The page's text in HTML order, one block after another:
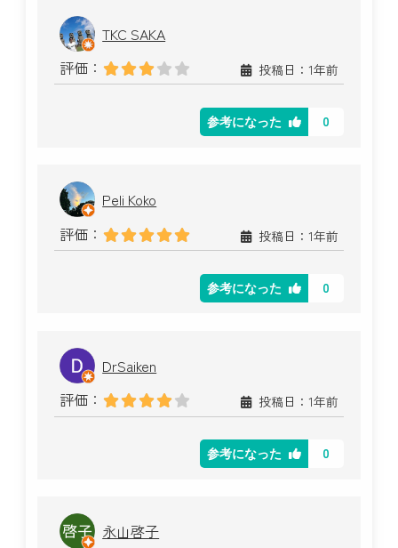
TKC SAKA
評価：
投稿日：1年前
参考になった 0
Peli Koko
評価：
投稿日：1年前
参考になった 0
DrSaiken
評価：
投稿日：1年前
参考になった 0
永山啓子